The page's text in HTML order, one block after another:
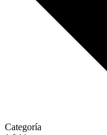
Categoría